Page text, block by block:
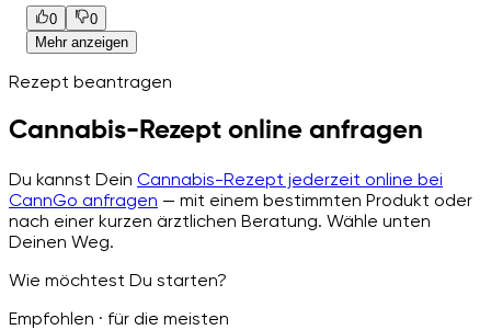
0
0
Mehr anzeigen
Rezept beantragen
Cannabis-Rezept online anfragen
Du kannst Dein Cannabis-Rezept jederzeit online bei
CannGo anfragen — mit einem bestimmten Produkt oder
nach einer kurzen ärztlichen Beratung. Wähle unten
Deinen Weg.
Wie möchtest Du starten?
Empfohlen · für die meisten